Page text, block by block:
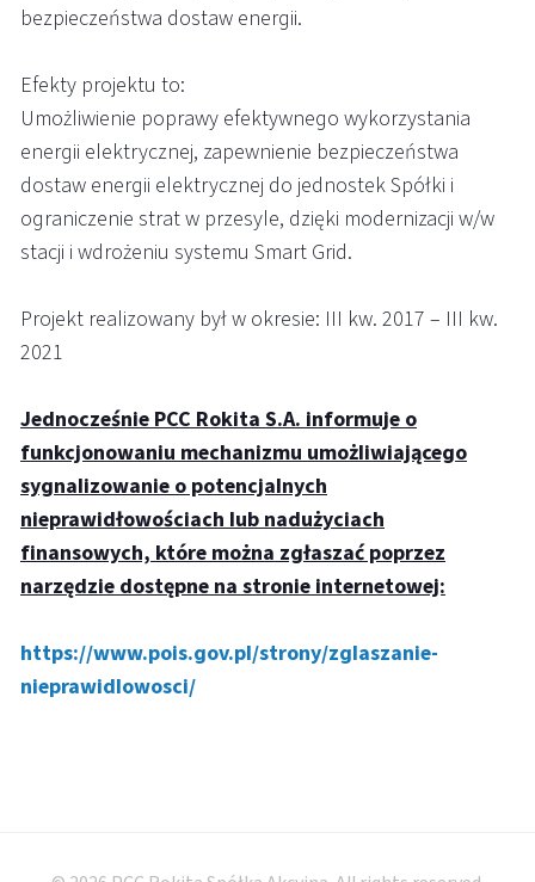
bezpieczeństwa dostaw energii.
Efekty projektu to:
Umożliwienie poprawy efektywnego wykorzystania
energii elektrycznej, zapewnienie bezpieczeństwa
dostaw energii elektrycznej do jednostek Spółki i
ograniczenie strat w przesyle, dzięki modernizacji w/w
stacji i wdrożeniu systemu Smart Grid.
Projekt realizowany był w okresie: III kw. 2017 – III kw.
2021
Jednocześnie PCC Rokita S.A. informuje o
funkcjonowaniu mechanizmu umożliwiającego
sygnalizowanie o potencjalnych
nieprawidłowościach lub nadużyciach
finansowych, które można zgłaszać poprzez
narzędzie dostępne na stronie internetowej:
https://www.pois.gov.pl/strony/zglaszanie-
nieprawidlowosci/